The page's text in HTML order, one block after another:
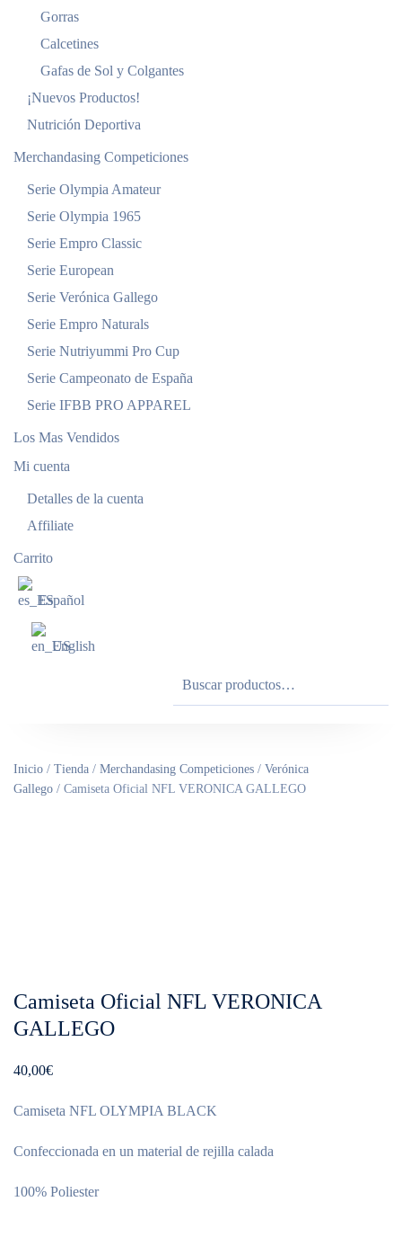
Gorras
Calcetines
Gafas de Sol y Colgantes
¡Nuevos Productos!
Nutrición Deportiva
Merchandasing Competiciones
Serie Olympia Amateur
Serie Olympia 1965
Serie Empro Classic
Serie European
Serie Verónica Gallego
Serie Empro Naturals
Serie Nutriyummi Pro Cup
Serie Campeonato de España
Serie IFBB PRO APPAREL
Los Mas Vendidos
Mi cuenta
Detalles de la cuenta
Affiliate
Carrito
Español
English
Inicio / Tienda / Merchandasing Competiciones / Verónica
Gallego / Camiseta Oficial NFL VERONICA GALLEGO
Camiseta Oficial NFL VERONICA
GALLEGO
40,00€
Camiseta NFL OLYMPIA BLACK
Confeccionada en un material de rejilla calada
100% Poliester